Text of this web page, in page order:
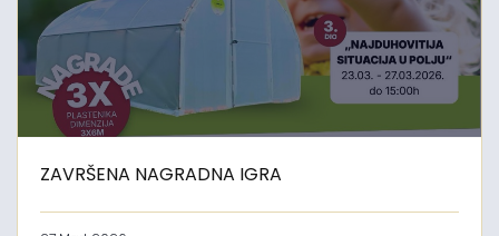
ZAVRŠENA NAGRADNA IGRA